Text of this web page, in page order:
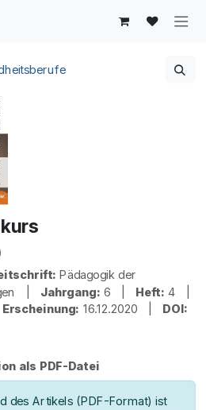
Pädagogik der
| Jahrgang: 6 | Heft: 4 |
Erscheinung: 16.12.2020 | DOI:
als PDF-Datei
des Artikels (PDF-Format) ist